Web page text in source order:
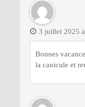
3 juillet 2025
Bonnes
la canicule et